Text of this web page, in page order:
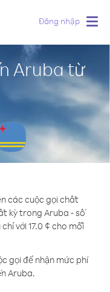
Đăng nhập
Aruba từ
các cuộc gọi chất
kỳ trong Aruba - số
với 17.0 ¢ cho mỗi
gọi để nhận mức phí
Aruba.